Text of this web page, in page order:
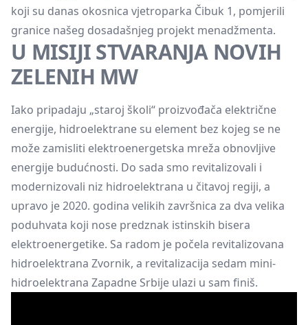
koji su danas okosnica vjetroparka Čibuk 1, pomjerili
granice našeg dosadašnjeg projekt menadžmenta.
U MISIJI STVARANJA NOVIH
ZELENIH MW
Iako pripadaju „staroj školi“ proizvođača električne
energije, hidroelektrane su element bez kojeg se ne
može zamisliti elektroenergetska mreža obnovljive
energije budućnosti. Do sada smo revitalizovali i
modernizovali niz hidroelektrana u čitavoj regiji, a
upravo je 2020. godina velikih završnica za dva velika
poduhvata koji nose predznak istinskih bisera
elektroenergetike. Sa radom je počela revitalizovana
hidroelektrana Zvornik, a revitalizacija sedam mini-
hidroelektrana Zapadne Srbije ulazi u sam finiš.